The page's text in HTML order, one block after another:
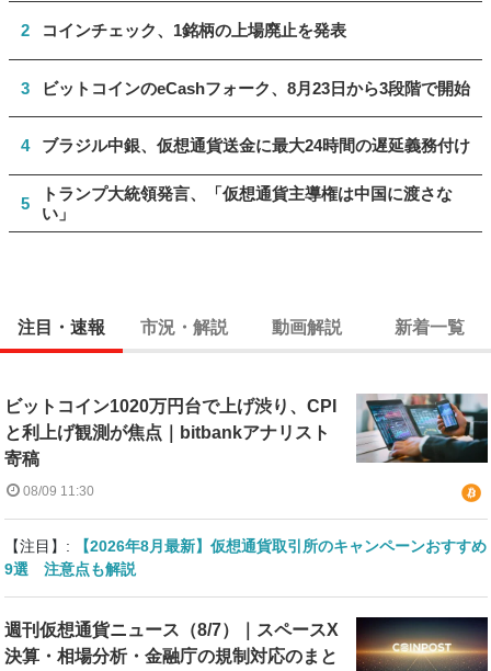
2 コインチェック、1銘柄の上場廃止を発表
3 ビットコインのeCashフォーク、8月23日から3段階で開始
4 ブラジル中銀、仮想通貨送金に最大24時間の遅延義務付け
5
トランプ大統領発言、「仮想通貨主導権は中国に渡さな
い」
注目・速報 市況・解説 動画解説 新着一覧
ビットコイン1020万円台で上げ渋り、CPI
と利上げ観測が焦点｜bitbankアナリスト
寄稿
08/09 11:30
【注目】:
【2026年8月最新】仮想通貨取引所のキャンペーンおすすめ
9選 注意点も解説
週刊仮想通貨ニュース（8/7）｜スペースX
決算・相場分析・金融庁の規制対応のまと